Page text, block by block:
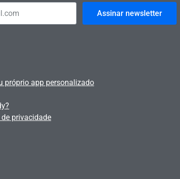
Assinar newsletter
próprio app personalizado
privacidade